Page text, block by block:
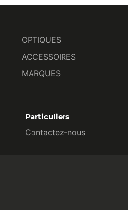
OPTIQUES
ACCESSOIRES
MARQUES
Particuliers
Contactez-nous